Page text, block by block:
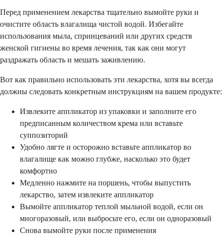
Перед применением лекарства тщательно вымойте руки и
очистите область влагалища чистой водой. Избегайте
использования мыла, спринцеваний или других средств
женской гигиены во время лечения, так как они могут
раздражать область и мешать заживлению.
Вот как правильно использовать эти лекарства, хотя вы всегда
должны следовать конкретным инструкциям на вашем продукте:
Извлеките аппликатор из упаковки и заполните его
предписанным количеством крема или вставьте
суппозиторий
Удобно лягте и осторожно вставьте аппликатор во
влагалище как можно глубже, насколько это будет
комфортно
Медленно нажмите на поршень, чтобы выпустить
лекарство, затем извлеките аппликатор
Вымойте аппликатор теплой мыльной водой, если он
многоразовый, или выбросьте его, если он одноразовый
Снова вымойте руки после применения